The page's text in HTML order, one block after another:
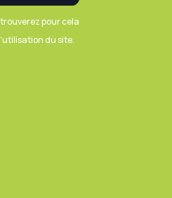
pour cela
du site.